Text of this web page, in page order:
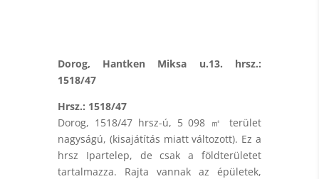
Dorog, Hantken Miksa u.13. hrsz.:
1518/47
Hrsz.: 1518/47
Dorog, 1518/47 hrsz-ú, 5 098 ㎡ terület
nagyságú, (kisajátítás miatt változott). Ez a
hrsz Ipartelep, de csak a földterületet
tartalmazza. Rajta vannak az épületek,